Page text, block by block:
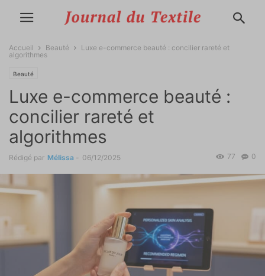
Accueil Beauté
Luxe e-commerce beauté : concilier rareté et
algorithmes
Beauté
Luxe e-commerce beauté :
concilier rareté et
algorithmes
Rédigé par Mélissa - 06/12/2025 0
77